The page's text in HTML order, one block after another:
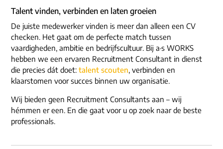
vacatures
communicatie
outsourcing
detachering
consultancy
over ons
werken bij
onze experts
ons dna
contact
vestigingen
e-mail/telefoon
social media
Talent vinden, verbinden en laten groeien
De juiste medewerker vinden is meer dan alleen een CV
checken. Het gaat om de perfecte match tussen
vaardigheden, ambitie en bedrijfscultuur. Bij a·s WORKS
hebben we een ervaren Recruitment Consultant in dienst
die precies dát doet: talent scouten, verbinden en
klaarstomen voor succes binnen uw organisatie.
Wij bieden geen Recruitment Consultants aan – wij
hémmen er een. En die gaat voor u op zoek naar de beste
professionals.